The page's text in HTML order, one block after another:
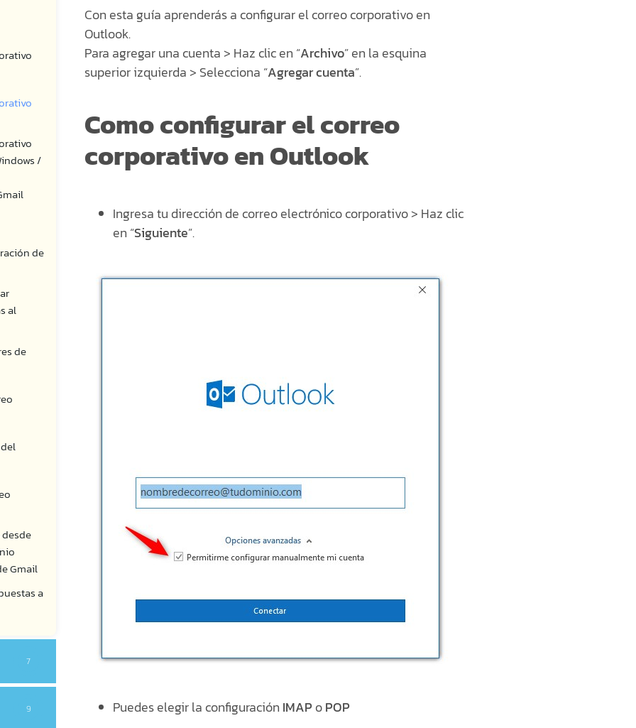
/
de
al
de
Gmail
a
7
9
Con esta guía aprenderás a configurar el correo corporativo en
Outlook.
Para agregar una cuenta > Haz clic en “Archivo” en la esquina
superior izquierda > Selecciona “Agregar cuenta”.
Como configurar el correo
corporativo en Outlook
Ingresa tu dirección de correo electrónico corporativo > Haz clic
en “Siguiente”.
Puedes elegir la configuración IMAPoPOP